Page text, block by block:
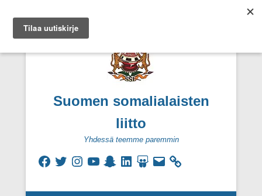
Suomen somalialaisten
liitto
Yhdessä teemme paremmin
FacebookTwitterInstagramYouTubeSnapchatLinkedInSlideShare
Sähköpostiosoite